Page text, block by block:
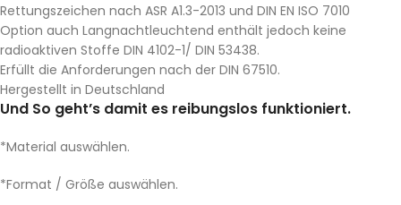
Rettungszeichen nach ASR A1.3-2013 und DIN EN ISO 7010
Option auch Langnachtleuchtend enthält jedoch keine
radioaktiven Stoffe DIN 4102-1/ DIN 53438.
Erfüllt die Anforderungen nach der DIN 67510.
Hergestellt in Deutschland
Und So geht’s damit es reibungslos funktioniert.
*Material auswählen.
*Format / Größe auswählen.